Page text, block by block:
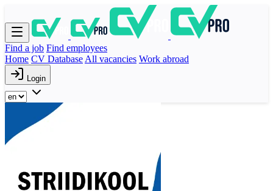
Find a job Find employees
Home CV Database All vacancies Work abroad
Login